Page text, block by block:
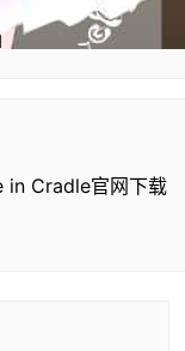
in Cradle官网下载